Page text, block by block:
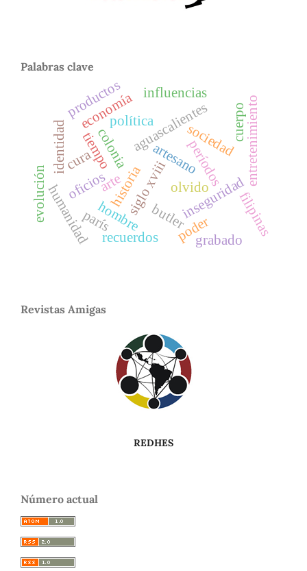
Palabras clave
artesano
aguascalientes
siglo xviii
colonia sociedad
política
economía
inseguridad
entretenimiento
oficios
tiempo
hombre
períodos
historia
humanidad
cura
recuerdos
olvido
butler
identidad cuerpo
poder
evolución
influencias
filipinas
productos
parís
arte
grabado
Revistas Amigas
REDHES
Número actual